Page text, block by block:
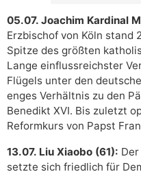
05.07. Joachim Kardinal
Erzbischof von Köln stand
Spitze des größten
Lange einflussreichster
Flügels unter den
enges Verhältnis zu den
Benedikt XVI. Bis zuletzt
Reformkurs von Papst
13.07. Liu Xiaobo (61):
setzte sich friedlich für